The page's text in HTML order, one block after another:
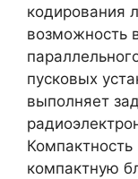
кодирования
возможность
пусковых
выполняет
компактную